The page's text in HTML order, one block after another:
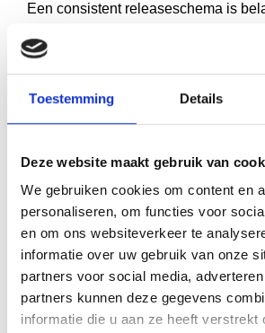
Toestemming Details
Deze website maakt gebruik van
We gebruiken cookies om content en
personaliseren, om functies voor
en om ons websiteverkeer te
informatie over uw gebruik van onze
partners voor social media,
partners kunnen deze gegevens
informatie die u aan ze heeft verstrekt
Een consistent releaseschema is
perfecte timing. Lezers waarderen
als je zegt dat het volgende boek
vertrouwenop bij je lezerspubliek.
maanden tussen boeken goed. Korter
opleveren voor de kwaliteit, langer
wegvallen. Gevestigde series kunnen
intervallen aan omdat de fanbase
Let op seizoensgebonden patronen.
verkopen beter in de zomer, thrillers